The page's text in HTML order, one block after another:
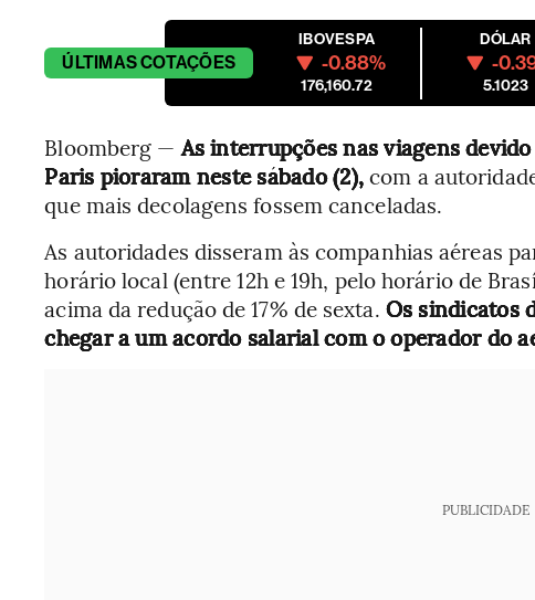
ÚLTIMASCOTAÇÕES
IBOVESPA
-0.88%
176,160.72
DÓLAR
-
5.1023
Bloomberg —As interrupções nas viagens
Paris pioraram neste sábado (2),com a
que mais decolagens fossem canceladas.
As autoridades disseram às companhias aéreas
horário local (entre 12h e 19h, pelo horário de
acima da redução de 17% de sexta. Os sindicatos
chegar a um acordo salarial com o operador do
PUBLICIDADE